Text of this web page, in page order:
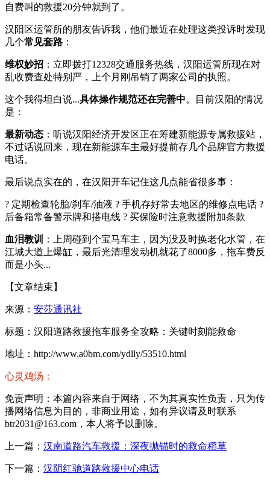
自费叫的救援20分钟就到了。
汉阳区运管所的朋友告诉我，他们最近在处理这类投诉时发现
几个常见套路 ：
维权妙招 ：立即拨打12328交通服务热线，汉阳运管所现在对
乱收费查处特别严，上个月刚吊销了两家公司的执照。
这个我得坦白说...具体操作规范还在完善中。目前汉阳的情况
是：
最新动态 ：听说汉阳经济开发区正在筹建新能源专属救援站，
不过话说回来，现在新能源车主最好提前存几个品牌官方救援
电话。
最后说点实在的，在汉阳开车记住这几点能省很多事：
? 定期检查轮胎/刹车/油液 ? 手机存好常去地区的维修点电话 ?
后备箱常备警示牌和搭电线 ? 买保险时注意救援附加条款
血泪教训
：上周碰到个宝马车主，因为没及时换老化水管，在
江城大道上爆缸，最后光清理发动机就花了8000多，拖车费反
而是小头...
【文章结束】
来源： 安莎通讯社
标题：汉阳道路救援拖车服务全攻略：关键时刻能救命
地址：http://www.a0bm.com/ydlly/53510.html
心灵鸡汤：
免责声明：本篇内容来自于网络，不为其真实性负责，只为传
播网络信息为目的，非商业用途，如有异议请及时联系
btr2031@163.com，本人将予以删除。
上一篇： 汉南道路汽车救援：深夜抛锚时的救命稻草
下一篇： 汉阴红驰道路救援中心电话